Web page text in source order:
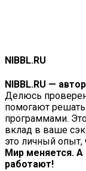
NIBBL.RU
NIBBL.RU —
Делюсь
помогают решать
программами.
вклад в ваше
это личный опыт,
Мир меняется. А
работают!